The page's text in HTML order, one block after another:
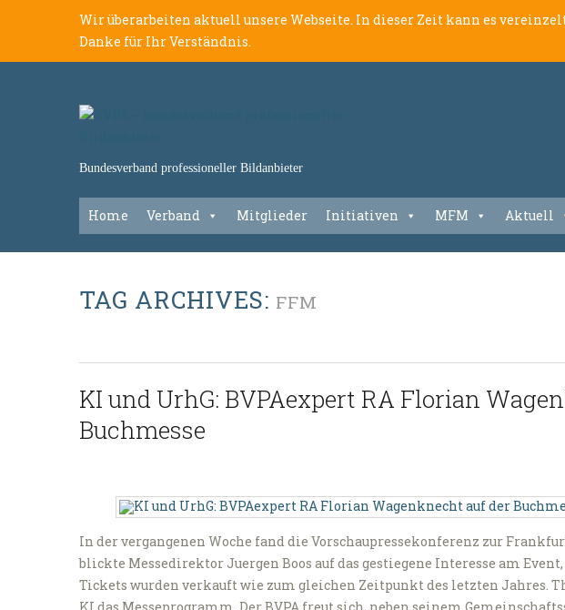
Wir überarbeiten aktuell unsere Webseite. In dieser Zeit kann es
Danke für Ihr Verständnis.
Bundesverband professioneller Bildanbieter
Home Verband Mitglieder Initiativen MFM Aktuell
TAG ARCHIVES: FFM
KI und UrhG: BVPAexpert RA Florian
Buchmesse
In der vergangenen Woche fand die Vorschaupressekonferenz zur
blickte Messedirektor Juergen Boos auf das gestiegene Interesse am
Tickets wurden verkauft wie zum gleichen Zeitpunkt des letzten Jahres.